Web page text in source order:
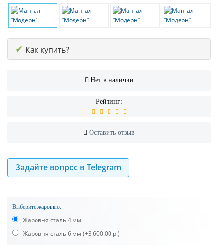
✔ Как купить?
Нет в наличии
Рейтинг:
Оставить отзыв
Задайте вопрос в Telegram
Выберите жаровню:
Жаровня сталь 4 мм
Жаровня сталь 6 мм (+3 600.00 р.)